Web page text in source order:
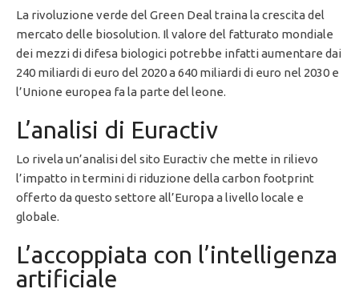
La rivoluzione verde del Green Deal traina la crescita del
mercato delle biosolution. Il valore del fatturato mondiale
dei mezzi di difesa biologici potrebbe infatti aumentare dai
240 miliardi di euro del 2020 a 640 miliardi di euro nel 2030 e
l’Unione europea fa la parte del leone.
L’analisi di Euractiv
Lo rivela un’analisi del sito Euractiv che mette in rilievo
l’impatto in termini di riduzione della carbon footprint
offerto da questo settore all’Europa a livello locale e
globale.
L’accoppiata con l’intelligenza
artificiale